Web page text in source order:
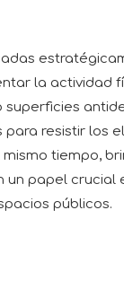
la actividad
resistir los
tiempo,
papel crucial
públicos.